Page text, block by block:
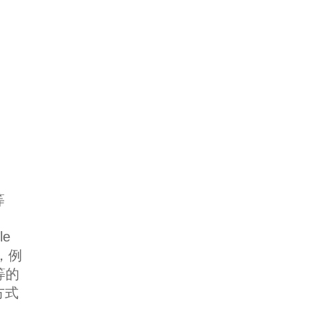
例
的
式